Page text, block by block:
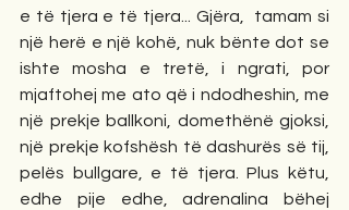
e të tjera e të tjera... Gjëra,  tamam si
një herë e një kohë, nuk bënte dot se
ishte mosha e tretë, i ngrati, por
mjaftohej me ato që i ndodheshin, me
një prekje ballkoni, domethënë gjoksi,
një prekje kofshësh të dashurës së tij,
pelës bullgare, e të tjera. Plus këtu,
edhe pije edhe, adrenalina bëhej